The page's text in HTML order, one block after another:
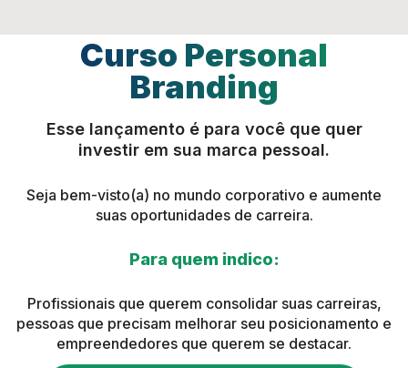
Curso Personal
Branding
Esse lançamento é para você que quer
investir em sua marca pessoal.
Seja bem-visto(a) no mundo corporativo e aumente
suas oportunidades de carreira.
Para quem indico:
Profissionais que querem consolidar suas carreiras,
pessoas que precisam melhorar seu posicionamento e
empreendedores que querem se destacar.